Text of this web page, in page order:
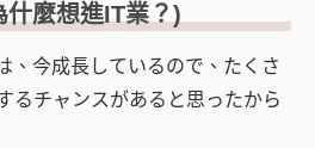
什麼想進IT業 ？)
、今成長しているので、たくさ
るチャンスがあると思ったから